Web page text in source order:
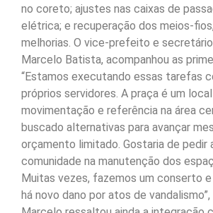
no coreto; ajustes nas caixas de
elétrica; e recuperação dos meios-
melhorias. O vice-prefeito e
Marcelo Batista, acompanhou as
“Estamos executando essas tarefas
próprios servidores. A praça é um
movimentação e referência na área
buscado alternativas para avançar
orçamento limitado. Gostaria de pedir
comunidade na manutenção dos
Muitas vezes, fazemos um conserto
há novo dano por atos de